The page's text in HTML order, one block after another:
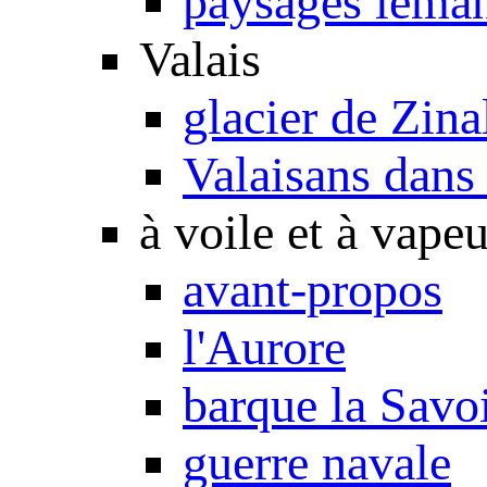
Valais
glacier de
Valaisans
à voile et à
avant-propos
l'Aurore
barque la
guerre navale